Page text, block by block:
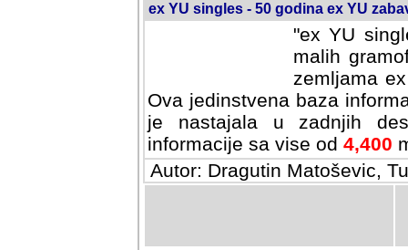
ex YU singles - 50 godina ex YU
"ex YU
malih
zemljama
Ova jedinstvena baza
je nastajala u zadnjih
informacije sa vise od 4,400
Autor: Dragutin Matoševic,